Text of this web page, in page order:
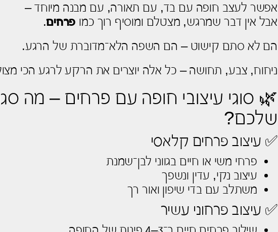
אפשר לעצב חופה עם בד, עם תאורה, עם מבנה מיוחד –
אבל אין דבר שמרגש, מצטלם ומוסיף רוך כמו פרחים.
הם לא סתם קישוט – הם השפה הלא־מדוברת של הרגע.
ניחוח, צבע, תחושה – כל אלה יוצרים את הרקע לרגע הכי
🌿 סוגי עיצובי חופה עם פרחים – מה
שלכם?
✅ עיצוב פרחים קלאסי
פרחי משי או חיים בגווני לבן־שמנת
עיצוב נקי, עדין ונשפך
משתלב עם בדי שיפון ואור רך
✅ עיצוב פרחוני עשיר